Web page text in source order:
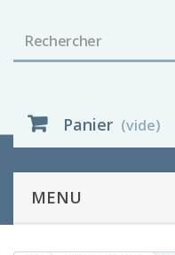
Panier (vide)
MENU